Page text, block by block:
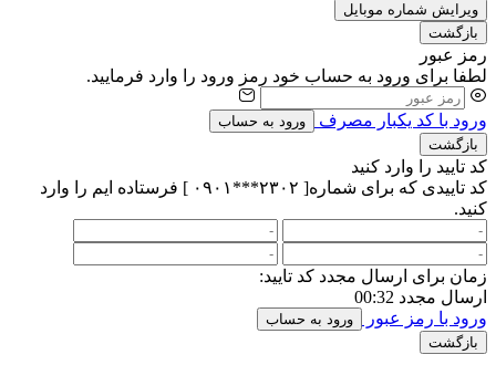
ویرایش شماره موبایل
بازگشت
رمز عبور
لطفا برای ورود به حساب خود رمز ورود را وارد فرمایید.
ورود با کد یکبار مصرف
ورود به حساب
بازگشت
کد تایید را وارد کنید
کد تاییدی که برای شماره[ ۲۳۰۲***۰۹۰۱ ] فرستاده ایم را وارد
کنید.
زمان برای ارسال مجدد کد تایید:
ارسال مجدد 00:32
ورود با رمز عبور
ورود به حساب
بازگشت